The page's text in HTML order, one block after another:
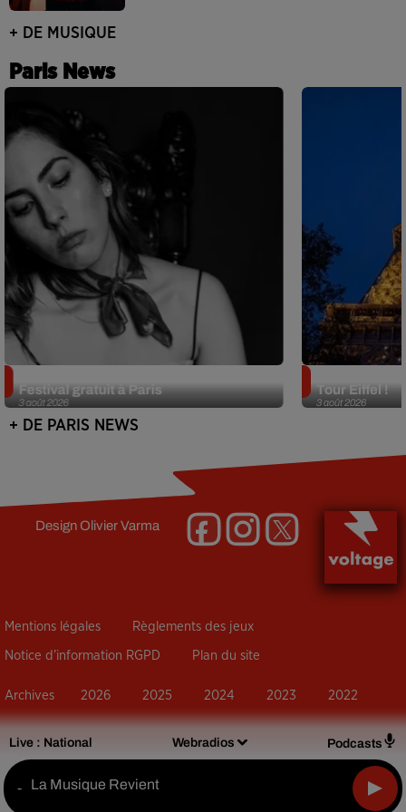
Live : National Webradios Podcasts
- La Musique Revient
+ DE MUSIQUE
Paris News
3 août 2026
Festival gratuit à Paris
3 août 2026
Tour Eiffel !
+ DE PARIS NEWS
DesignOlivier Varma
Mentions légales Règlements des jeux
Notice d’information RGPD Plan du site
Archives 2026 2025 2024 2023 2022